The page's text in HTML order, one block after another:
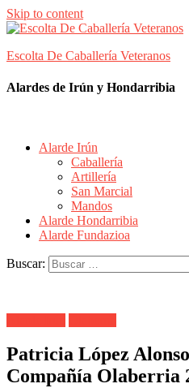
Skip to content
Escolta De Caballería Veteranos
Alardes de Irún y Hondarribia
Alarde Irún
Caballería
Artillería
San Marcial
Mandos
Alarde Hondarribia
Alarde Fundazioa
Buscar:
Patricia López
Compañía Olaberria